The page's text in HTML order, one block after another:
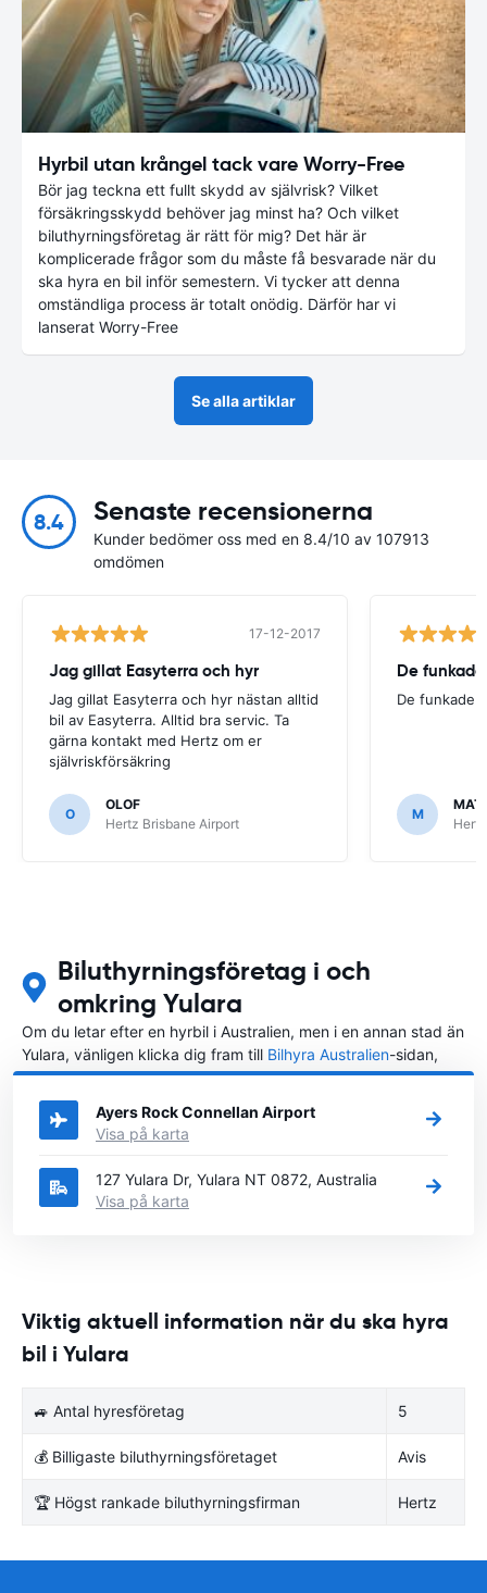
Hyrbil utan krångel tack vare Worry-Free
Bör jag teckna ett fullt skydd av självrisk? Vilket
försäkringsskydd behöver jag minst ha? Och vilket
biluthyrningsföretag är rätt för mig? Det här är
komplicerade frågor som du måste få besvarade när du
ska hyra en bil inför semestern. Vi tycker att denna
omständliga process är totalt onödig. Därför har vi
lanserat Worry-Free
Se alla artiklar
8.4 Senaste recensionerna
Kunder bedömer oss med en 8.4/10 av 107913
omdömen
17-12-2017
Jag gillat Easyterra och hyr
Jag gillat Easyterra och hyr nästan alltid
bil av Easyterra. Alltid bra servic. Ta
gärna kontakt med Hertz om er
självriskförsäkring
O
OLOF
Hertz Brisbane Airport
De funkade.
De funkade.
M
Biluthyrningsföretag i och
omkring Yulara
Om du letar efter en hyrbil i Australien, men i en annan stad än
Yulara, vänligen klicka dig fram till Bilhyra Australien-sidan,
där du kan välja i vilken stad i Australien du vill hyra en bil.
Ayers Rock Connellan Airport
Visa på karta
127 Yulara Dr, Yulara NT 0872, Australia
Visa på karta
Viktig aktuell information när du ska hyra
bil i Yulara
🚙 Antal hyresföretag 5
💰 Billigaste biluthyrningsföretaget Avis
🏆 Högst rankade biluthyrningsfirman Hertz